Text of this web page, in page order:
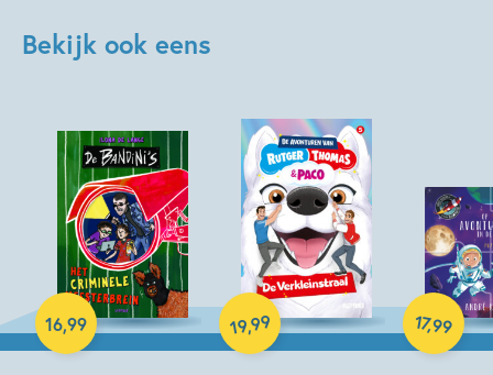
Bekijk ook eens
16,99
Hardcover 19,99
Hardcover
17,99
Hardcover